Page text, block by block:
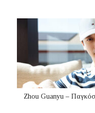
Zhou Guanyu –